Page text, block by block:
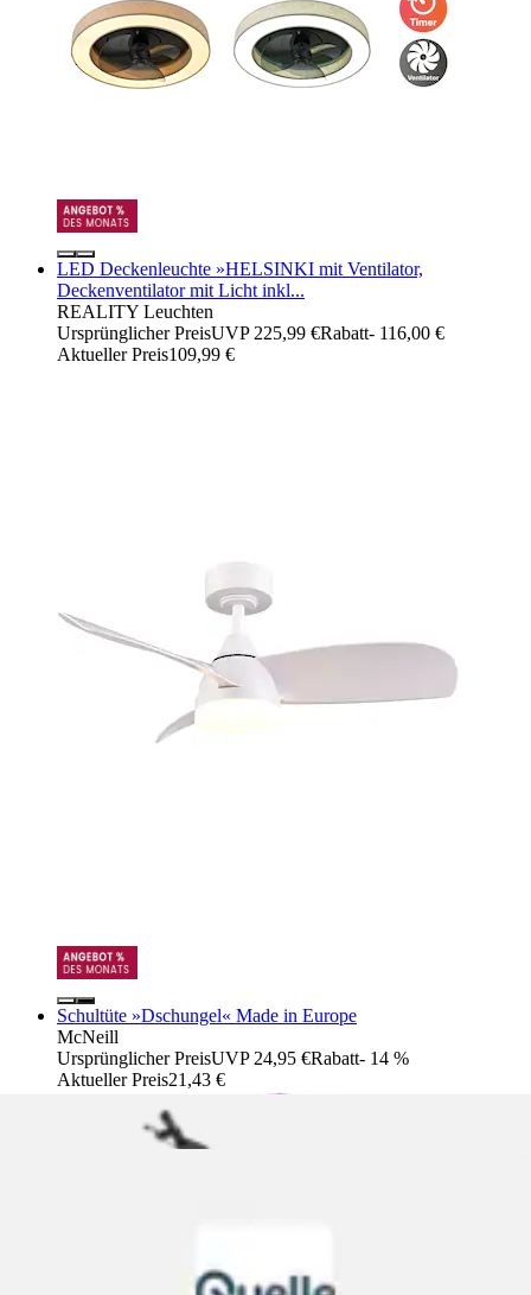
LED Deckenleuchte »HELSINKI mit Ventilator,
Deckenventilator mit Licht inkl...
REALITY Leuchten
Ursprünglicher PreisUVP 225,99 €Rabatt- 116,00 €
Aktueller Preis109,99 €
Schultüte »Dschungel« Made in Europe
McNeill
Ursprünglicher PreisUVP 24,95 €Rabatt- 14 %
Aktueller Preis21,43 €